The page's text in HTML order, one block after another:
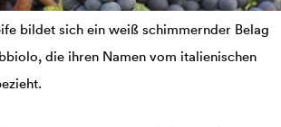
bildet sich ein weiß schimmernder Belag
die ihren Namen vom italienischen